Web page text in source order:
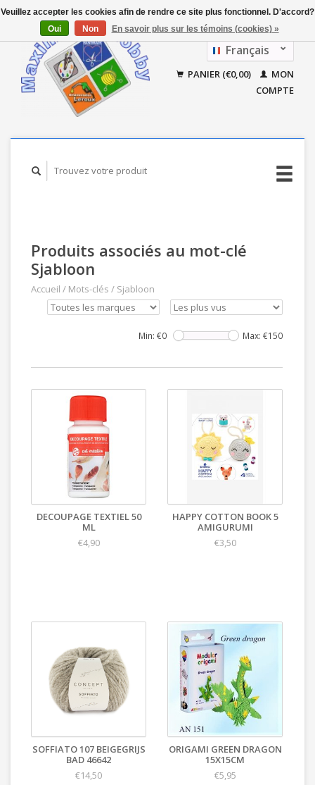
Français
Nederlands
PANIER (€0,00)
MON
COMPTE
Produits associés au mot-clé
Sjabloon
Accueil / Mots-clés / Sjabloon
Min: €0 Max: €150
DECOUPAGE TEXTIEL 50
ML
€4,90
HAPPY COTTON BOOK 5
AMIGURUMI
€3,50
SOFFIATO 107 BEIGEGRIJS
BAD 46642
€14,50
ORIGAMI GREEN DRAGON
15X15CM
€5,95
Veuillez accepter les cookies afin de rendre ce site plus fonctionnel. D'accord?
Oui
Non En savoir plus sur les témoins (cookies) »